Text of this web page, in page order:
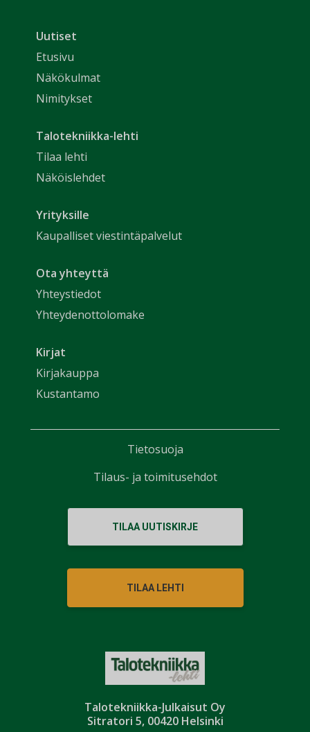
Talotekniikka-Julkaisut Oy
Sitratori 5, 00420 Helsinki
Uutiset
Etusivu
Näkökulmat
Nimitykset
Talotekniikka-lehti
Tilaa lehti
Näköislehdet
Yrityksille
Kaupalliset viestintäpalvelut
Ota yhteyttä
Yhteystiedot
Yhteydenottolomake
Kirjat
Kirjakauppa
Kustantamo
TILAA UUTISKIRJE
TILAA LEHTI
Tietosuoja
Tilaus- ja toimitusehdot